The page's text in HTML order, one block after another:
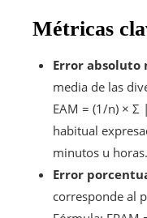
Métricas
Error absoluto
media de las
EAM = (1/n) ×
habitual
minutos u horas.
Error
corresponde al